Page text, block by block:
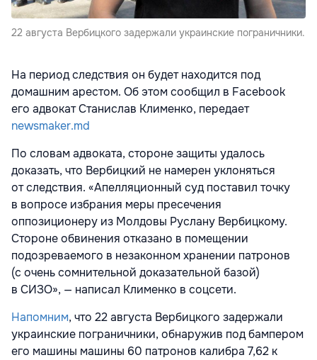
22 августа Вербицкого задержали украинские пограничники.
На период следствия он будет находится под
домашним арестом. Об этом сообщил в Facebook
его адвокат Станислав Клименко, передает
newsmaker.md
По словам адвоката, стороне защиты удалось
доказать, что Вербицкий не намерен уклоняться
от следствия. «Апелляционный суд поставил точку
в вопросе избрания меры пресечения
оппозиционеру из Молдовы Руслану Вербицкому.
Стороне обвинения отказано в помещении
подозреваемого в незаконном хранении патронов
(с очень сомнительной доказательной базой)
в СИЗО», — написал Клименко в соцсети.
Напомним, что 22 августа Вербицкого задержали
украинские пограничники, обнаружив под бампером
его машины машины 60 патронов калибра 7,62 к